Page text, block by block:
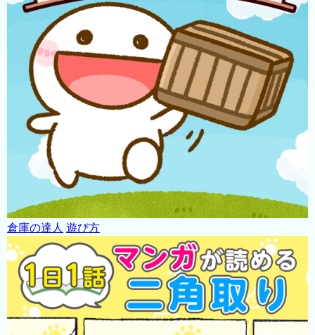
倉庫の達人 遊び方